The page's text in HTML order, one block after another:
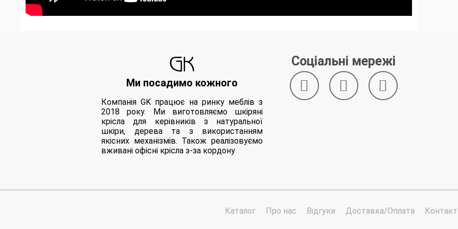
Ми посадимо кожного
Компанія GK працює на ринку меблів з
2018 року. Ми виготовляємо шкіряні
крісла для керівників з натуральної
шкіри, дерева та з використанням
якісних механізмів. Також реалізовуємо
вживані офісні крісла з-за кордону
Соціальні мережі
Каталог Про нас Відгуки Доставка/Оплата